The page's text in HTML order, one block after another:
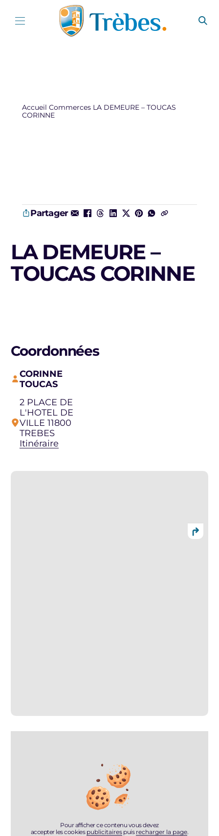
Accueil Commerces LA DEMEURE – TOUCAS
CORINNE
Partager
LA DEMEURE –
TOUCAS CORINNE
Coordonnées
CORINNE
TOUCAS
2 PLACE DE
L'HOTEL DE
VILLE 11800
TREBES
Itinéraire
Pour afficher ce contenu vous devez
accepter les cookies publicitairespuis recharger la page.